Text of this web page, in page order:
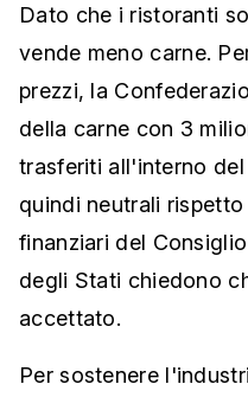
Dato che i ristoranti
vende meno carne.
prezzi, la
della carne con 3
trasferiti all'interno
quindi neutrali
finanziari del
degli Stati chiedono
accettato.
Per sostenere